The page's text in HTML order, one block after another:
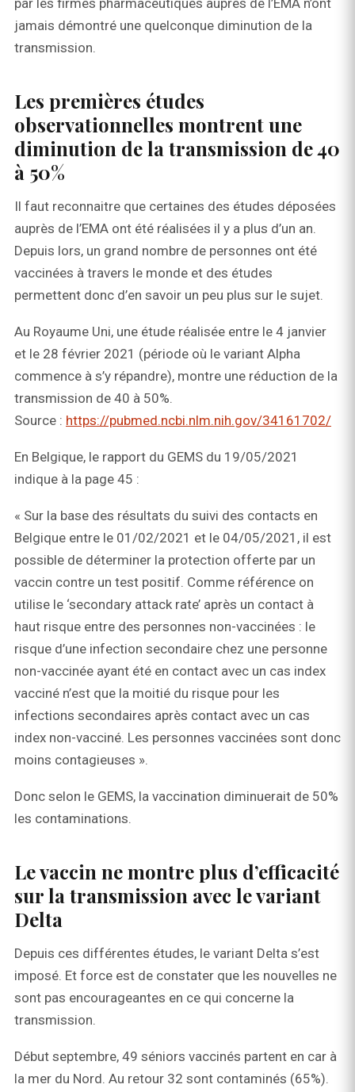
par les firmes pharmaceutiques auprès de l’EMA n’ont
jamais démontré une quelconque diminution de la
transmission.
Les premières études
observationnelles montrent une
diminution de la transmission de 40
à 50%
Il faut reconnaitre que certaines des études déposées
auprès de l’EMA ont été réalisées il y a plus d’un an.
Depuis lors, un grand nombre de personnes ont été
vaccinées à travers le monde et des études
permettent donc d’en savoir un peu plus sur le sujet.
Au Royaume Uni, une étude réalisée entre le 4 janvier
et le 28 février 2021 (période où le variant Alpha
commence à s’y répandre), montre une réduction de la
transmission de 40 à 50%.
Source : https://pubmed.ncbi.nlm.nih.gov/34161702/
En Belgique, le rapport du GEMS du 19/05/2021
indique à la page 45 :
« Sur la base des résultats du suivi des contacts en
Belgique entre le 01/02/2021 et le 04/05/2021, il est
possible de déterminer la protection offerte par un
vaccin contre un test positif. Comme référence on
utilise le ‘secondary attack rate’ après un contact à
haut risque entre des personnes non-vaccinées : le
risque d’une infection secondaire chez une personne
non-vaccinée ayant été en contact avec un cas index
vacciné n’est que la moitié du risque pour les
infections secondaires après contact avec un cas
index non-vacciné. Les personnes vaccinées sont donc
moins contagieuses ».
Donc selon le GEMS, la vaccination diminuerait de 50%
les contaminations.
Le vaccin ne montre plus d’efficacité
sur la transmission avec le variant
Delta
Depuis ces différentes études, le variant Delta s’est
imposé. Et force est de constater que les nouvelles ne
sont pas encourageantes en ce qui concerne la
transmission.
Début septembre, 49 séniors vaccinés partent en car à
la mer du Nord. Au retour 32 sont contaminés (65%).